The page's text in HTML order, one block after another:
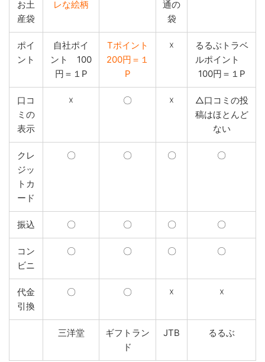
お土
産袋
レな絵柄
通の
袋
ポイ
ント
自社ポイ
ント 100
円＝１P
Tポイント
200円＝１
P
☓
るるぶトラベ
ルポイント
100円＝１P
口コ
ミの
表示
☓ 〇 ☓
△口コミの投
稿はほとんど
ない
クレ
ジッ
トカ
ード
〇 〇 〇 〇
振込 〇 〇 〇 〇
コン
ビニ
〇 〇 〇 〇
代金
引換
〇 〇 ☓ ☓
三洋堂
ギフトラン
ド
JTB るるぶ